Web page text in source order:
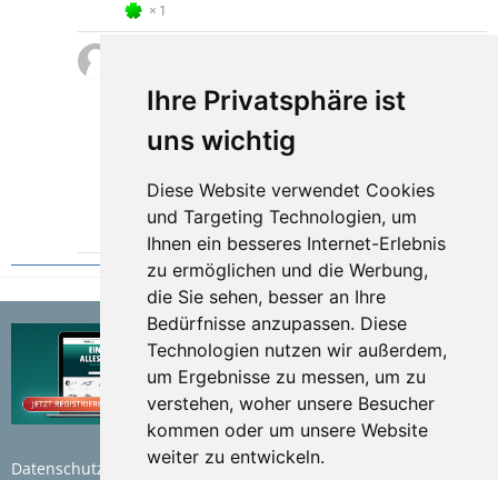
Ihre Privatsphäre ist
uns wichtig
Diese Website verwendet Cookies
und Targeting Technologien, um
Ihnen ein besseres Internet-Erlebnis
zu ermöglichen und die Werbung,
die Sie sehen, besser an Ihre
Bedürfnisse anzupassen. Diese
Technologien nutzen wir außerdem,
um Ergebnisse zu messen, um zu
verstehen, woher unsere Besucher
kommen oder um unsere Website
weiter zu entwickeln.
1
Hallo beisammen,
zu den zurrössen die original verbaut sind.
wie bekomme ich zusätzliche rein? vorne geht
nicht, bevor ich den Hänger zerlege 💪 frage ich
lieber mal.
Datenschutzerklärung Nutzungsbedingungen